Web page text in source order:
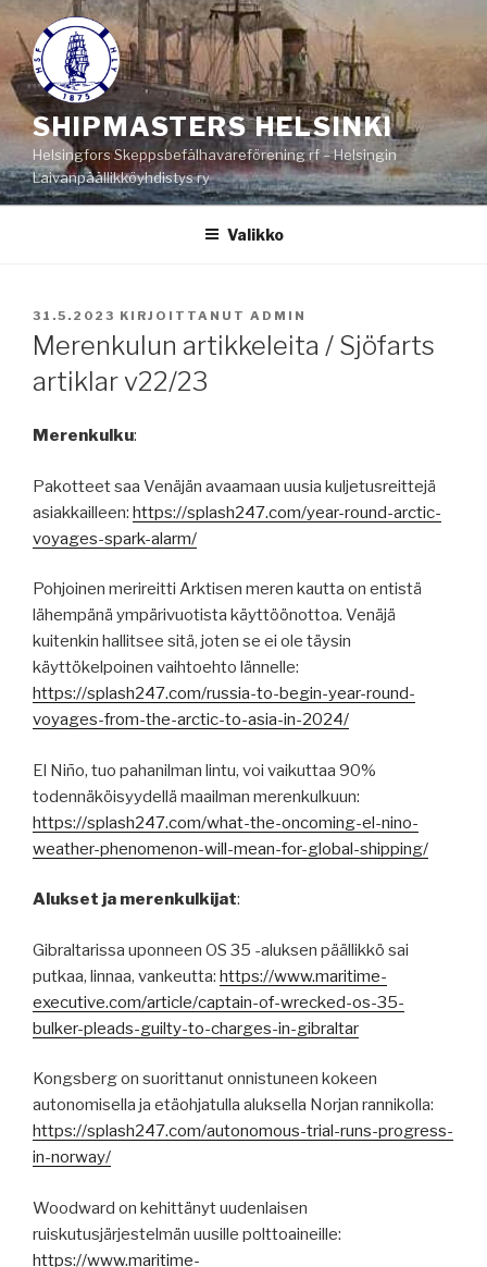
Siirry
sisältöön
SHIPMASTERS HELSINKI
Helsingfors Skeppsbefälhavareförening rf – Helsingin
Laivanpäällikköyhdistys ry
Valikko
JULKAISTU
31.5.2023 KIRJOITTANUT ADMIN
Merenkulun artikkeleita / Sjöfarts
artiklar v22/23
Merenkulku:
Pakotteet saa Venäjän avaamaan uusia kuljetusreittejä
asiakkailleen: https://splash247.com/year-round-arctic-
voyages-spark-alarm/
Pohjoinen merireitti Arktisen meren kautta on entistä
lähempänä ympärivuotista käyttöönottoa. Venäjä
kuitenkin hallitsee sitä, joten se ei ole täysin
käyttökelpoinen vaihtoehto lännelle:
https://splash247.com/russia-to-begin-year-round-
voyages-from-the-arctic-to-asia-in-2024/
El Niño, tuo pahanilman lintu, voi vaikuttaa 90%
todennäköisyydellä maailman merenkulkuun:
https://splash247.com/what-the-oncoming-el-nino-
weather-phenomenon-will-mean-for-global-shipping/
Alukset ja merenkulkijat:
Gibraltarissa uponneen OS 35 -aluksen päällikkö sai
putkaa, linnaa, vankeutta: https://www.maritime-
executive.com/article/captain-of-wrecked-os-35-
bulker-pleads-guilty-to-charges-in-gibraltar
Kongsberg on suorittanut onnistuneen kokeen
autonomisella ja etäohjatulla aluksella Norjan rannikolla:
https://splash247.com/autonomous-trial-runs-progress-
in-norway/
Woodward on kehittänyt uudenlaisen
ruiskutusjärjestelmän uusille polttoaineille:
https://www.maritime-